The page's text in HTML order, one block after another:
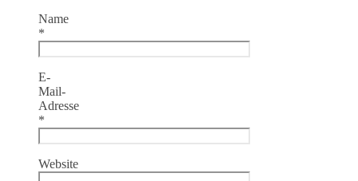
Name
*
E-
Mail-
Adresse
*
Website